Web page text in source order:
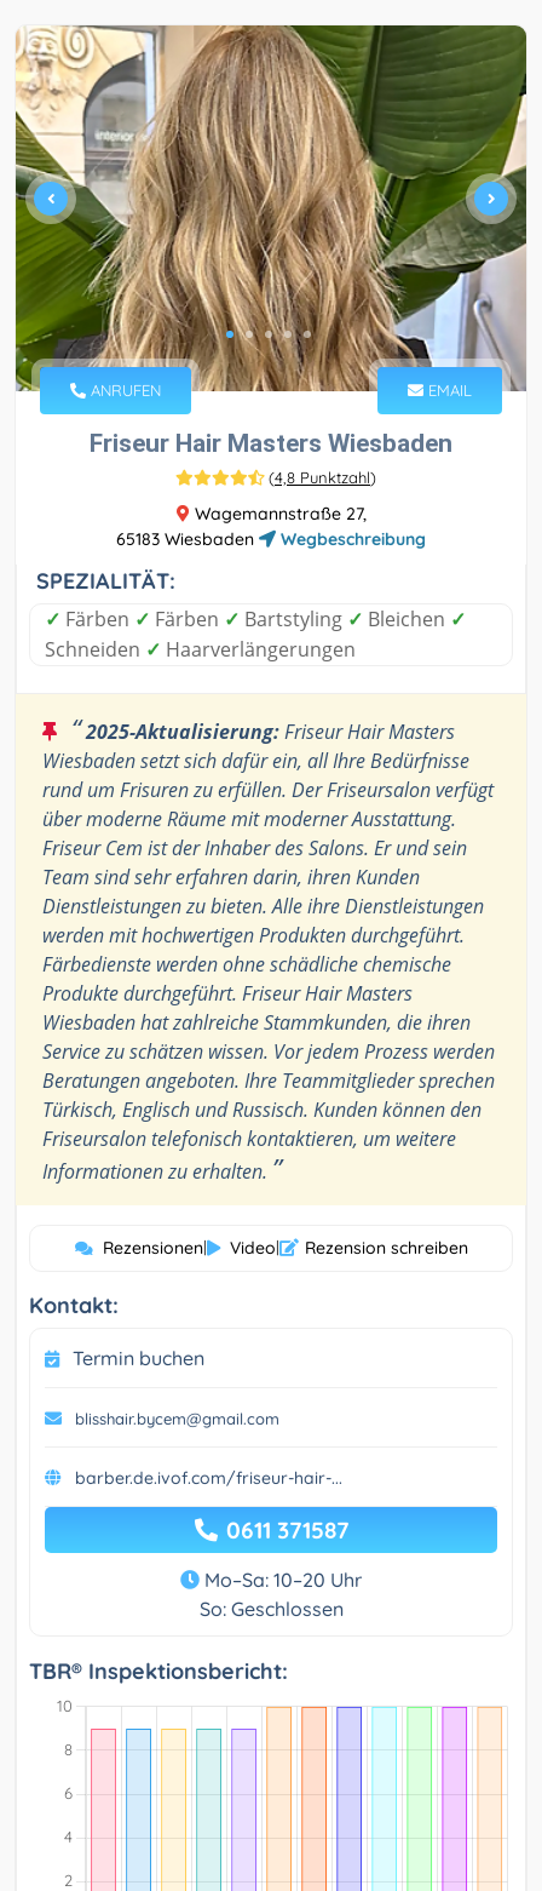
ANRUFEN EMAIL
Friseur Hair Masters Wiesbaden
(4,8 Punktzahl)
Wagemannstraße 27,
65183 Wiesbaden
Wegbeschreibung
SPEZIALITÄT:
✓ Färben ✓ Färben ✓ Bartstyling ✓ Bleichen ✓
Schneiden ✓ Haarverlängerungen
“2025-Aktualisierung:Friseur Hair Masters
Wiesbaden setzt sich dafür ein, all Ihre Bedürfnisse
rund um Frisuren zu erfüllen. Der Friseursalon verfügt
über moderne Räume mit moderner Ausstattung.
Friseur Cem ist der Inhaber des Salons. Er und sein
Team sind sehr erfahren darin, ihren Kunden
Dienstleistungen zu bieten. Alle ihre Dienstleistungen
werden mit hochwertigen Produkten durchgeführt.
Färbedienste werden ohne schädliche chemische
Produkte durchgeführt. Friseur Hair Masters
Wiesbaden hat zahlreiche Stammkunden, die ihren
Service zu schätzen wissen. Vor jedem Prozess werden
Beratungen angeboten. Ihre Teammitglieder sprechen
Türkisch, Englisch und Russisch. Kunden können den
Friseursalon telefonisch kontaktieren, um weitere
Informationen zu erhalten. ”
Rezensionen| Video| Rezension schreiben
Kontakt:
Termin buchen
blisshair.bycem@gmail.com
barber.de.ivof.com/friseur-hair-...
0611 371587
Mo–Sa: 10–20 Uhr
So: Geschlossen
TBR® Inspektionsbericht: